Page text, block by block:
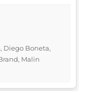
Diego Boneta,
Malin